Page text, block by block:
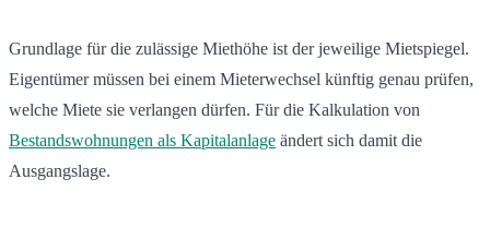
Grundlage für die zulässige Miethöhe ist der jeweilige Mietspiegel.
Eigentümer müssen bei einem Mieterwechsel künftig genau prüfen,
welche Miete sie verlangen dürfen. Für die Kalkulation von
Bestandswohnungen als Kapitalanlage ändert sich damit die
Ausgangslage.